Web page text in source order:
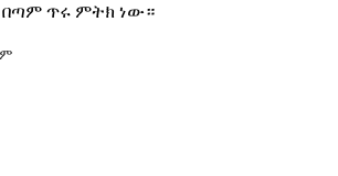
ጥሩ ምትክ ነው።